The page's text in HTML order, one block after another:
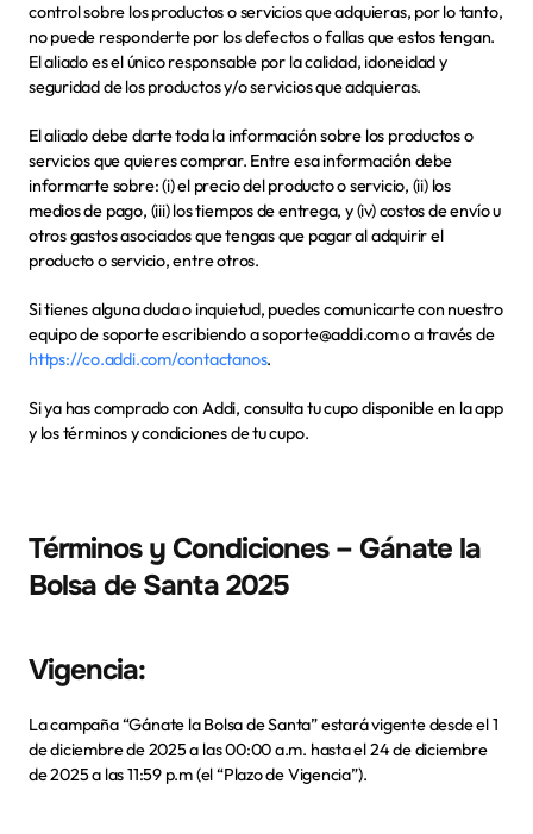
control sobre los productos o servicios que adquieras, por lo tanto,
no puede responderte por los defectos o fallas que estos tengan.
El aliado es el único responsable por la calidad, idoneidad y
seguridad de los productos y/o servicios que adquieras.
El aliado debe darte toda la información sobre los productos o
servicios que quieres comprar. Entre esa información debe
informarte sobre: (i) el precio del producto o servicio, (ii) los
medios de pago, (iii) los tiempos de entrega, y (iv) costos de envío u
otros gastos asociados que tengas que pagar al adquirir el
producto o servicio, entre otros.
Si tienes alguna duda o inquietud, puedes comunicarte con nuestro
equipo de soporte escribiendo a soporte@addi.com
o a través de
https://co.addi.com/contactanos.
Si ya has comprado con Addi, consulta tu cupo disponible en la app
y los términos y condiciones de tu cupo.
Términos y Condiciones – Gánate la
Bolsa de Santa 2025
Vigencia:
La campaña “Gánate la Bolsa de Santa” estará vigente desde el 1
de diciembre de 2025 a las 00:00 a.m. hasta el 24 de diciembre
de 2025 a las 11:59 p.m (el “Plazo de Vigencia”).